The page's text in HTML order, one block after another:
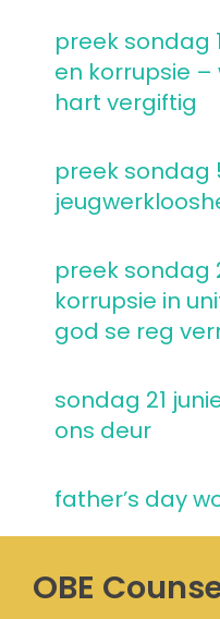
preek sondag
en korrupsie
hart vergiftig
preek sondag
preek sondag
korrupsie in
god se reg
sondag 21
ons deur
father’s day
OBE